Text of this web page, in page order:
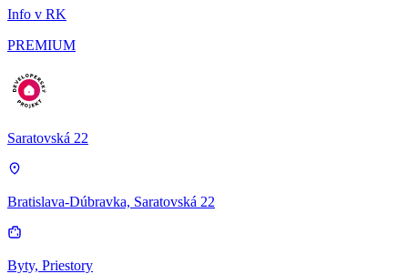
Info v RK
PREMIUM
Saratovská 22
Bratislava-Dúbravka, Saratovská 22
Byty, Priestory